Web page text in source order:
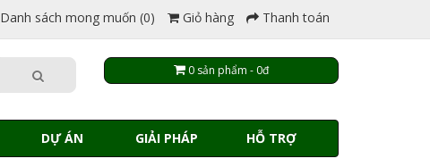
Danh sách mong muốn (0) Giỏ hàng Thanh toán
0 sản phẩm - 0đ
DỰ ÁN GIẢI PHÁP HỖ TRỢ